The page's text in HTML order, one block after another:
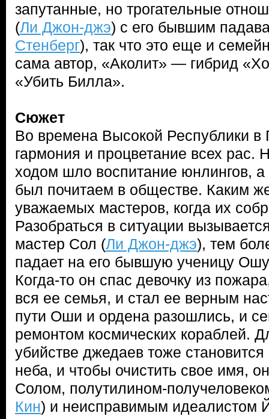
запутанные, но трогательные
(Ли Джон-джэ) с его бывшим
Стенберг), так что это еще и
сама автор, «Аколит» — гибрид
«Убить Билла».
Сюжет
Во времена Высокой Республики в
гармония и процветание всех рас.
ходом шло воспитание юнлингов,
был почитаем в обществе. Каким
уважаемых мастеров, когда их
Разобраться в ситуации
мастер Сол (Ли Джон-джэ), тем
падает на его бывшую ученицу
Когда-то он спас девочку из
вся ее семья, и стал ее верным
пути Оши и ордена разошлись, и
ремонтом космических кораблей.
убийстве джедаев тоже
неба, и чтобы очистить свое имя,
Солом, полутилином-
Кин) и неисправимым идеалистом